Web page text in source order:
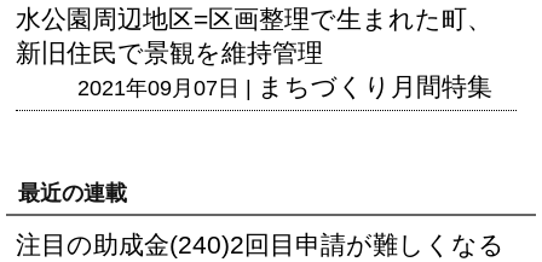
水公園周辺地区=区画整理で生まれた町、
新旧住民で景観を維持管理
2021年09月07日 | まちづくり月間特集
最近の連載
注目の助成金(240)2回目申請が難しくなる